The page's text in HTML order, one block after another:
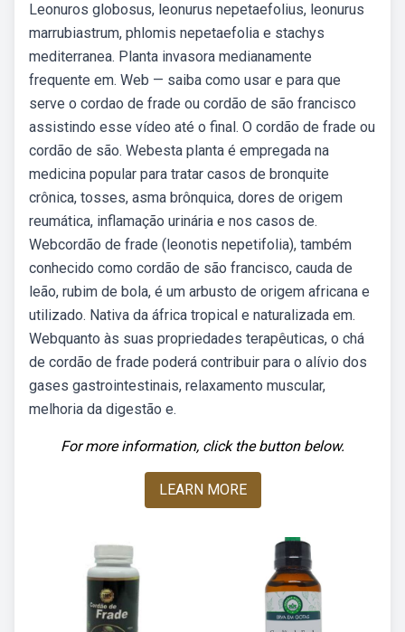
Leonuros globosus, leonurus nepetaefolius, leonurus
marrubiastrum, phlomis nepetaefolia e stachys
mediterranea. Planta invasora medianamente
frequente em. Web — saiba como usar e para que
serve o cordao de frade ou cordão de são francisco
assistindo esse vídeo até o final. O cordão de frade ou
cordão de são. Webesta planta é empregada na
medicina popular para tratar casos de bronquite
crônica, tosses, asma brônquica, dores de origem
reumática, inflamação urinária e nos casos de.
Webcordão de frade (leonotis nepetifolia), também
conhecido como cordão de são francisco, cauda de
leão, rubim de bola, é um arbusto de origem africana e
utilizado. Nativa da áfrica tropical e naturalizada em.
Webquanto às suas propriedades terapêuticas, o chá
de cordão de frade poderá contribuir para o alívio dos
gases gastrointestinais, relaxamento muscular,
melhoria da digestão e.
For more information, click the button below.
LEARN MORE